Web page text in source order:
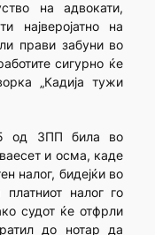
на адвокати,
најверојатно на
прави забуни во
сигурно ќе
„Кадија тужи
од ЗПП била во
и осма, каде
налог, бидејќи во
налог го
судот ќе отфрли
до нотар да